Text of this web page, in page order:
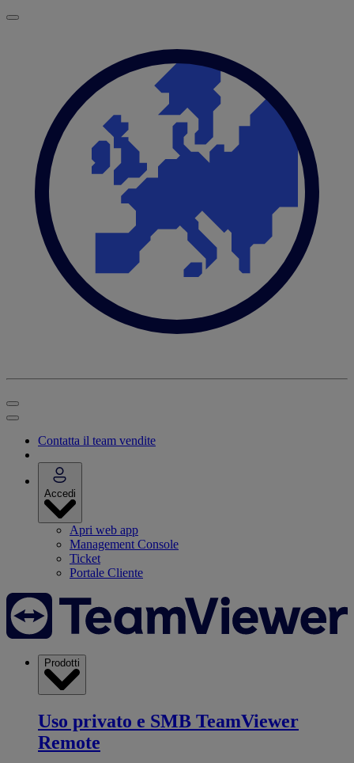
Contatta il team vendite
Accedi
Apri web app
Management Console
Ticket
Portale Cliente
Prodotti
Uso privato e SMB TeamViewer
Remote